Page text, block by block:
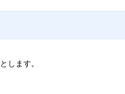
とします。